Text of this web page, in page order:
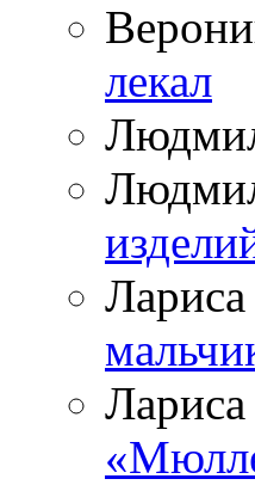
лекал
Лариса
Лариса